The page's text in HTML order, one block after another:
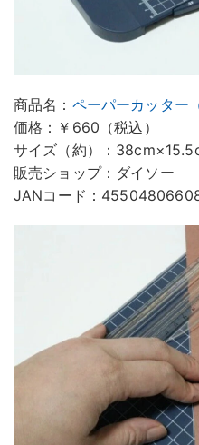
商品名： ペーパーカッター
価格：￥660（税込）
サイズ（約）：
販売ショップ：ダイソー
JANコード：